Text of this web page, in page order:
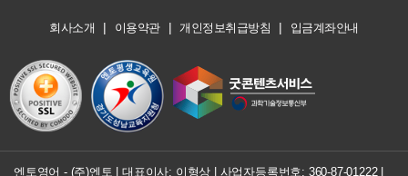
회사소개 | 이용약관 | 개인정보취급방침 | 입금계좌안내
엔토영어 - (주)엔토 | 대표이사: 이형상 | 사업자등록번호: 360-87-01222|